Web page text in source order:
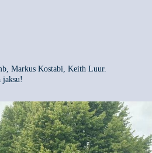
Markus Kostabi, Keith Luur.
jaksu!